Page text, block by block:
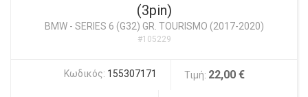
(3pin)
BMW- SERIES 6 (G32) GR. TOURISMO (2017-2020)
#105229
Κωδικός: 155307171 Τιμή: 22,00 €